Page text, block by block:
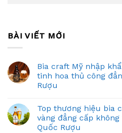
BÀI VIẾT MỚI
Bia craft Mỹ nhập
tinh hoa thủ công
Rượu
Top thương hiệu bia
vàng đẳng cấp
Quốc Rượu